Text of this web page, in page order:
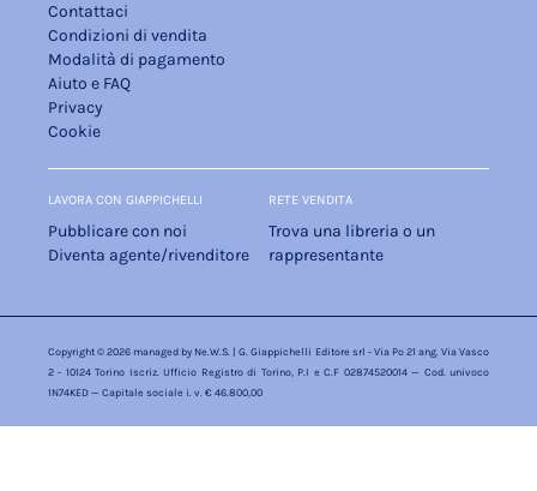
Contattaci
Condizioni di vendita
Modalità di pagamento
Aiuto e FAQ
Privacy
Cookie
LAVORA CON GIAPPICHELLI
Pubblicare con noi
Diventa agente/rivenditore
RETE VENDITA
Trova una libreria o un
rappresentante
Copyright © 2026 managed by Ne.W.S. | G. Giappichelli Editore srl - Via Po 21 ang. Via Vasco
2 - 10124 Torino Iscriz. Ufficio Registro di Torino, P.I e C.F 02874520014 — Cod. univoco
1N74KED — Capitale sociale i. v. € 46.800,00